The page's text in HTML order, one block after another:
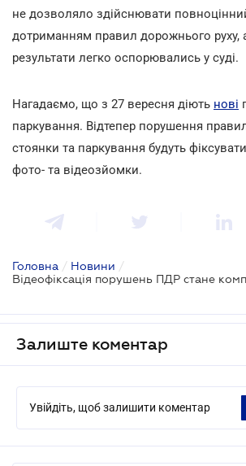
не дозволяло здійснювати
дотриманням правил дорожнього руху,
результати легко оспорювались у суді.
Нагадаємо, що з 27 вересня діють нові
паркування. Відтепер порушення
стоянки та паркування будуть
фото- та відеозйомки.
Головна / Новини /
Залиште коментар
Увійдіть, щоб залишити коментар